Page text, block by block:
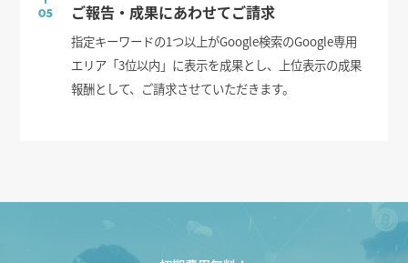
05 ご報告・成果にあわせてご請求
指定キーワードの1つ以上がGoogle検索のGoogle専用
エリア「3位以内」に表示を成果とし、上位表示の成果
報酬として、ご請求させていただきます。